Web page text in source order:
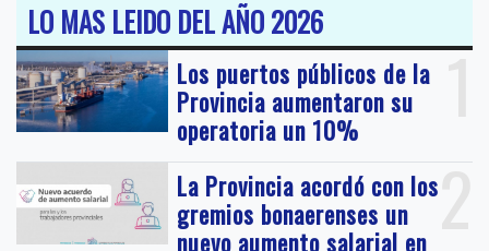
LO MAS LEIDO DEL AÑO 2026
1
Los puertos públicos de la
Provincia aumentaron su
operatoria un 10%
2
La Provincia acordó con los
gremios bonaerenses un
nuevo aumento salarial en